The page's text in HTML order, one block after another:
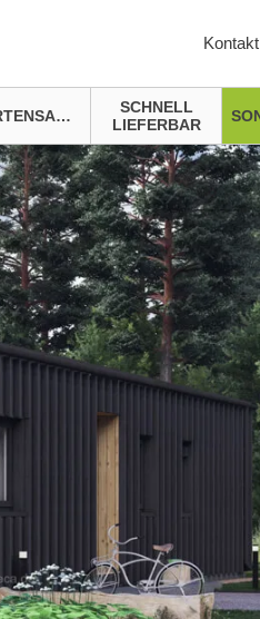
Kontakt
GARTENSAUNA
SCHNELL
LIEFERBAR